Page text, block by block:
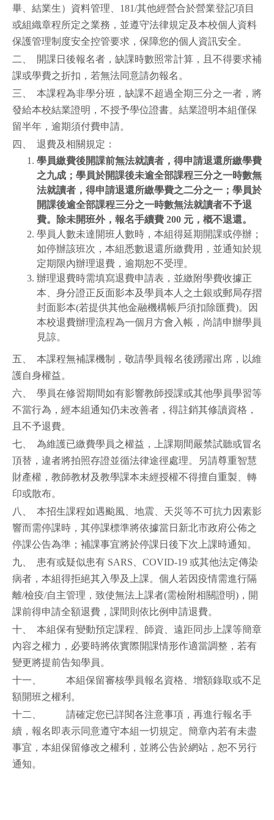
畢、結業生）資料管理、181/其他經營合於營業登記項目
或組織章程所定之業務，並遵守法律規定及本校個人資料
保護管理制度安全控管要求，保障您的個人資訊安全。
二、 開課日後報名者，缺課時數照常計算，且不得要求補
課或學費之折扣，若無法同意請勿報名。
三、 本課程為非學分班，缺課不超過全期三分之一者，將
發給本校結業證明，不授予學位證書。結業證明本組僅保
留半年，逾期須付費申請。
四、 退費及相關規定：
學員繳費後開課前無法就讀者，得申請退還所繳學費
之九成；學員於開課後未逾全部課程三分之一時數無
法就讀者，得申請退還所繳學費之二分之一；學員於
開課後逾全部課程三分之一時數無法就讀者不予退
費。除未開班外，報名手續費 200 元，概不退還。
學員人數未達開班人數時，本組得延期開課或停辦；
如停辦該班次，本組悉數退還所繳費用，並通知於規
定期限內辦理退費，逾期恕不受理。
辦理退費時需填寫退費申請表，並繳附學費收據正
本、身分證正反面影本及學員本人之土銀或郵局存摺
封面影本(若提供其他金融機構帳戶須扣除匯費)。因
本校退費辦理流程為一個月方會入帳，尚請申辦學員
見諒。
五、 本課程無補課機制，敬請學員報名後踴躍出席，以維
護自身權益。
六、 學員在修習期間如有影響教師授課或其他學員學習等
不當行為，經本組通知仍未改善者，得註銷其修讀資格，
且不予退費。
七、 為維護已繳費學員之權益，上課期間嚴禁試聽或冒名
頂替，違者將拍照存證並循法律途徑處理。另請尊重智慧
財產權，教師教材及教學課本未經授權不得擅自重製、轉
印或散布。
八、 本招生課程如遇颱風、地震、天災等不可抗力因素影
響而需停課時，其停課標準將依據當日新北市政府公佈之
停課公告為準；補課事宜將於停課日後下次上課時通知。
九、 患有或疑似患有 SARS、COVID-19 或其他法定傳染
病者，本組得拒絕其入學及上課。個人若因疫情需進行隔
離/檢疫/自主管理，致使無法上課者(需檢附相關證明)，開
課前得申請全額退費，課間則依比例申請退費。
十、 本組保有變動預定課程、師資、遠距同步上課等簡章
內容之權力，必要時將依實際開課情形作適當調整，若有
變更將提前告知學員。
十一、 本組保留審核學員報名資格、增額錄取或不足
額開班之權利。
十二、 請確定您已詳閱各注意事項，再進行報名手
續，報名即表示同意遵守本組一切規定。簡章內若有未盡
事宜，本組保留修改之權利，並將公告於網站，恕不另行
通知。